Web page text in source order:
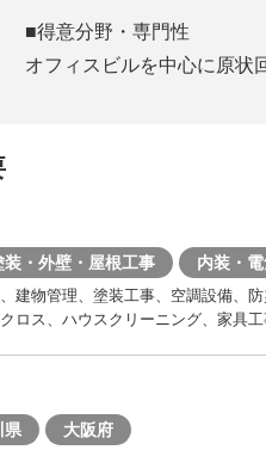
■得意分野・専門性
オフィスビルを中心に原状
装・外壁・屋根工事 内装・
建物管理、塗装工事、空調設備、
ロス、ハウスクリーニング、家具
県 大阪府